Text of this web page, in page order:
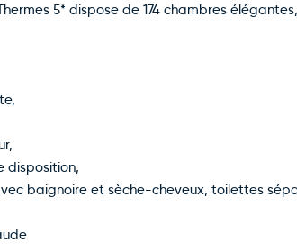
5* dispose de 174 chambres
disposition,
baignoire et sèche-cheveux, toilettes